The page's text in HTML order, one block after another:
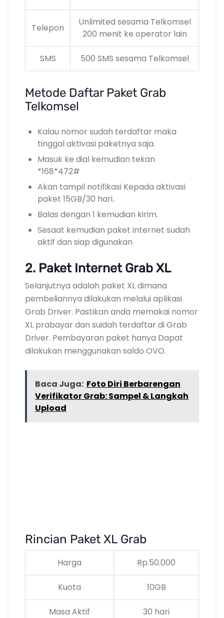
Telepon
Unlimited sesama Telkomsel
200 menit ke operator lain
SMS 500 SMS sesama Telkomsel
Metode Daftar Paket Grab
Telkomsel
Kalau nomor sudah terdaftar maka
tinggal aktivasi paketnya saja.
Masuk ke dial kemudian tekan
*168*472#
Akan tampil notifikasi Kepada aktivasi
paket 15GB/30 hari..
Balas dengan 1 kemudian kirim.
Sesaat kemudian paket internet sudah
aktif dan siap digunakan
2. Paket Internet Grab XL
Selanjutnya adalah paket XL dimana
pembeliannya dilakukan melalui aplikasi
Grab Driver. Pastikan anda memakai nomor
XL prabayar dan suidah terdaftar di Grab
Driver. Pembayaran paket hanya Dapat
dilakukan menggunakan saldo OVO.
Baca Juga: Foto Diri Berbarengan
Verifikator Grab: Sampel & Langkah
Upload
Rincian Paket XL Grab
Harga Rp.50.000
Kuota 10GB
Masa Aktif 30 hari